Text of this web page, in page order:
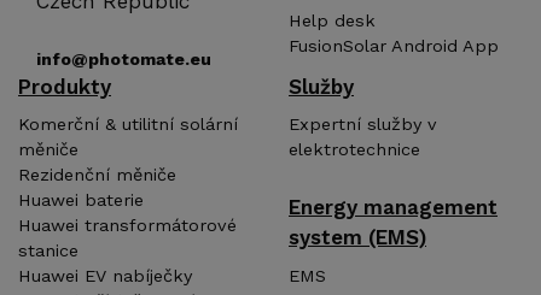
info@photomate.eu
Help desk
FusionSolar Android App
Produkty
Komerční & utilitní solární
měniče
Rezidenční měniče
Huawei baterie
Huawei transformátorové
stanice
Huawei EV nabíječky
Služby
Expertní služby v
elektrotechnice
Energy management
system (EMS)
EMS